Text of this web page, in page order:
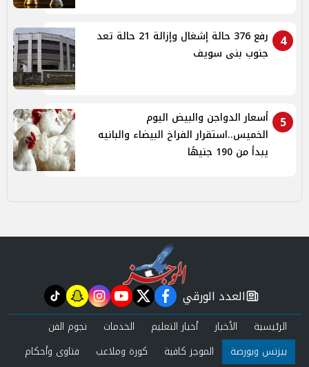
4
رفع 376 حالة إشغال وإزالة 21 حالة تعد
جنوب بنى سويف
5
أسعار الدواجن والبيض اليوم
الخميس..استقرار الفراخ البيضاء والبانيه
يبدأ من 190 جنيهًا
newspaper
العدد الورقي facebook
twitter
youtube
instagram
snapchat
tiktok
الرئيسية الأخبار أخبار التعليم الخدمات
نجوم الفن
بيزنس وبورصة
الموجز كافية كورة وملاعب فتاوى وأحكام